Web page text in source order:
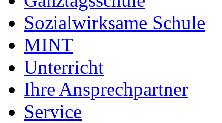
Sozialwirksame Schule
MINT
Unterricht
Ihre Ansprechpartner
Service